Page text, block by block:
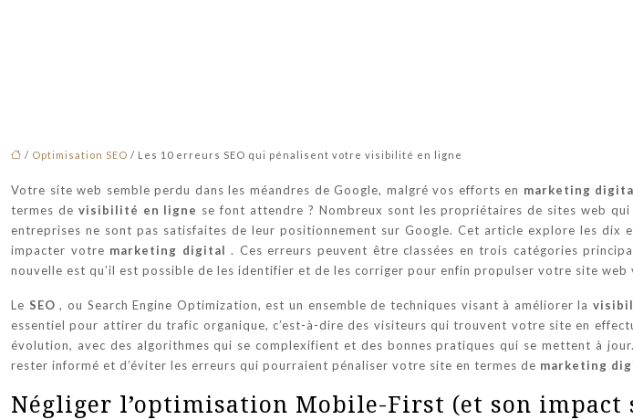
/ Optimisation SEO / Les 10 erreurs SEO qui pénalisent votre visibilité en ligne
Votre site web semble perdu dans les méandres de Google, malgré vos efforts en marketing
termes de visibilité en ligne se font attendre ? Nombreux sont les propriétaires de sites web
entreprises ne sont pas satisfaites de leur positionnement sur Google. Cet article explore les dix
impacter votre marketing digital. Ces erreurs peuvent être classées en trois catégories
nouvelle est qu’il est possible de les identifier et de les corriger pour enfin propulser votre site web
Le SEO, ou Search Engine Optimization, est un ensemble de techniques visant à améliorer la
essentiel pour attirer du trafic organique, c’est-à-dire des visiteurs qui trouvent votre site en
évolution, avec des algorithmes qui se complexifient et des bonnes pratiques qui se mettent à
rester informé et d’éviter les erreurs qui pourraient pénaliser votre site en termes de marketing
Négliger l’optimisation Mobile-First (et son impact